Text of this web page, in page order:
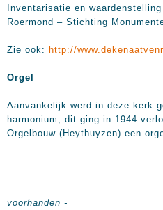
Inventarisatie en
Roermond – Stichting
Zie ook: http://
Orgel
Aanvankelijk werd in deze kerk
harmonium; dit ging in 1944
Orgelbouw (Heythuyzen) een
voorhanden -